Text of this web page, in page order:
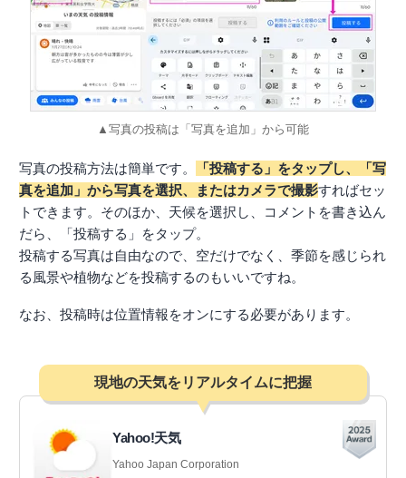
▲写真の投稿は「写真を追加」から可能
写真の投稿方法は簡単です。
「投稿する」をタップし、「写
真を追加」から写真を選択、またはカメラで撮影すればセッ
トできます。そのほか、天候を選択し、コメントを書き込ん
だら、「投稿する」をタップ。
投稿する写真は自由なので、空だけでなく、季節を感じられ
る風景や植物などを投稿するのもいいですね。
なお、投稿時は位置情報をオンにする必要があります。
現地の天気をリアルタイムに把握
Yahoo!天気
Yahoo Japan Corporation